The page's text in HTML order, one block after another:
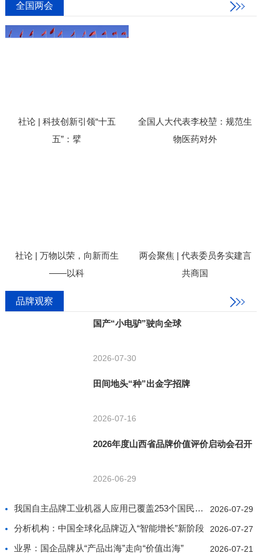
全国两会
社论 | 科技创新引领“十五
五”：擘
全国人大代表李校堃：规范生
物医药对外
社论 | 万物以荣，向新而生
——以科
两会聚焦 | 代表委员务实建言
共商国
品牌观察
国产“小电驴”驶向全球
2026-07-30
田间地头“种”出金字招牌
2026-07-16
2026年度山西省品牌价值评价启动会召开
2026-06-29
我国自主品牌工业机器人应用已覆盖253个国民经济行业 2026-07-29
分析机构：中国全球化品牌迈入“智能增长”新阶段 2026-07-27
业界：国企品牌从“产品出海”走向“价值出海” 2026-07-21